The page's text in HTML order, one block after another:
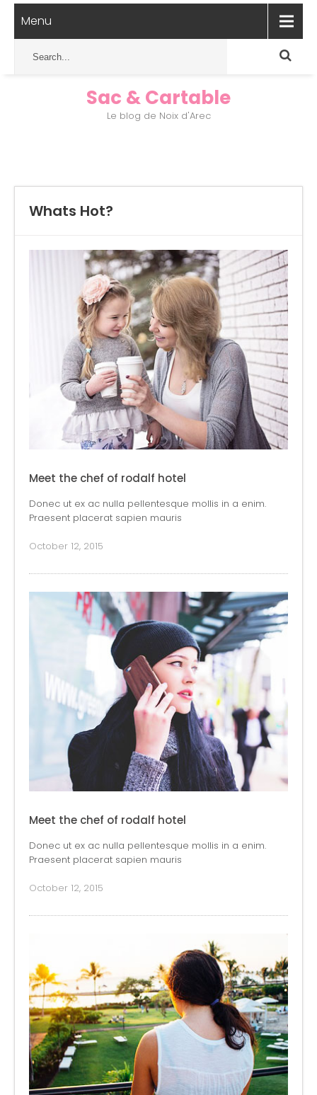
Menu
Sac & Cartable
Le blog de Noix d'Arec
Whats Hot?
Meet the chef of rodalf hotel
Donec ut ex ac nulla pellentesque mollis in a enim.
Praesent placerat sapien mauris
October 12, 2015
Meet the chef of rodalf hotel
Donec ut ex ac nulla pellentesque mollis in a enim.
Praesent placerat sapien mauris
October 12, 2015